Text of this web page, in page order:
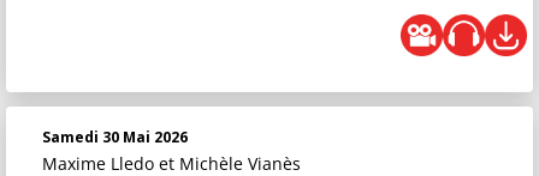
Samedi 30 Mai 2026
Maxime Lledo et Michèle Vianès